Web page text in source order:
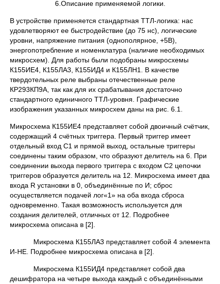
6.Описание применяемой логики.
В устройстве применяется стандартная ТТЛ-логика: нас
удовлетворяют ее быстродействие (до 75 нс), логические
уровни, напряжение питания (однополярное, +5В),
энергопотребление и номенклатура (наличие необходимых
микросхем). Для работы были подобраны микросхемы
К155ИЕ4, К155ЛА3, К155ИД4 и К155ЛН1. В качестве
твердотельных реле выбраны отечественные реле
КР293КП9А, так как для их срабатывания достаточно
стандартного единичного ТТЛ-уровня. Графические
изображения указанных микросхем даны на рис. 6.1.
Микросхема К155ИЕ4 представляет собой двоичный счётчик,
содержащий 4 счётных триггера. Первый триггер имеет
отдельный вход С1 и прямой выход, остальные триггеры
соединены таким образом, что образуют делитель на 6. При
соединении выхода первого триггера с входом С2 цепочки
триггеров образуется делитель на 12. Микросхема имеет два
входа R установки в 0, объединённые по И; сброс
осуществляется подачей лог«1» на оба входа сброса
одновременно. Такая возможность используется для
создания делителей, отличных от 12. Подробнее
микросхема описана в [2].
Микросхема К155ЛА3 представляет собой 4 элемента
И-НЕ. Подробнее микросхема описана в [2].
Микросхема К155ИД4 представляет собой два
дешифратора на четыре выхода каждый с объединёнными